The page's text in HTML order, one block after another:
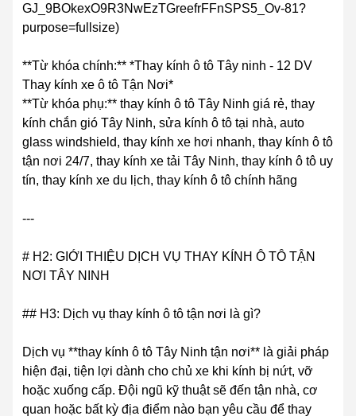
GJ_9BOkexO9R3NwEzTGreefrFFnSPS5_Ov-81?
purpose=fullsize)
**Từ khóa chính:** *Thay kính ô tô Tây ninh - 12 DV
Thay kính xe ô tô Tận Nơi*
**Từ khóa phụ:** thay kính ô tô Tây Ninh giá rẻ, thay
kính chắn gió Tây Ninh, sửa kính ô tô tại nhà, auto
glass windshield, thay kính xe hơi nhanh, thay kính ô tô
tận nơi 24/7, thay kính xe tải Tây Ninh, thay kính ô tô uy
tín, thay kính xe du lịch, thay kính ô tô chính hãng
---
# H2: GIỚI THIỆU DỊCH VỤ THAY KÍNH Ô TÔ TẬN
NƠI TÂY NINH
## H3: Dịch vụ thay kính ô tô tận nơi là gì?
Dịch vụ **thay kính ô tô Tây Ninh tận nơi** là giải pháp
hiện đại, tiện lợi dành cho chủ xe khi kính bị nứt, vỡ
hoặc xuống cấp. Đội ngũ kỹ thuật sẽ đến tận nhà, cơ
quan hoặc bất kỳ địa điểm nào bạn yêu cầu để thay